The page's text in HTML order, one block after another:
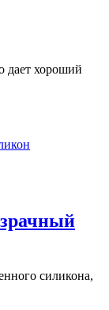
дает хороший
силикона,